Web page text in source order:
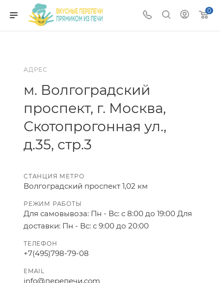
0
АДРЕС
м. Волгоградский
проспект, г. Москва,
Скотопрогонная ул.,
д.35, стр.3
СТАНЦИЯ МЕТРО
Волгоградский проспект 1,02 км
РЕЖИМ РАБОТЫ
Для самовывоза: Пн - Вс: с 8:00 до 19:00 Для
доставки: Пн - Вс: с 9:00 до 20:00
ТЕЛЕФОН
+7(495)798-79-08
EMAIL
info@перепечи.com